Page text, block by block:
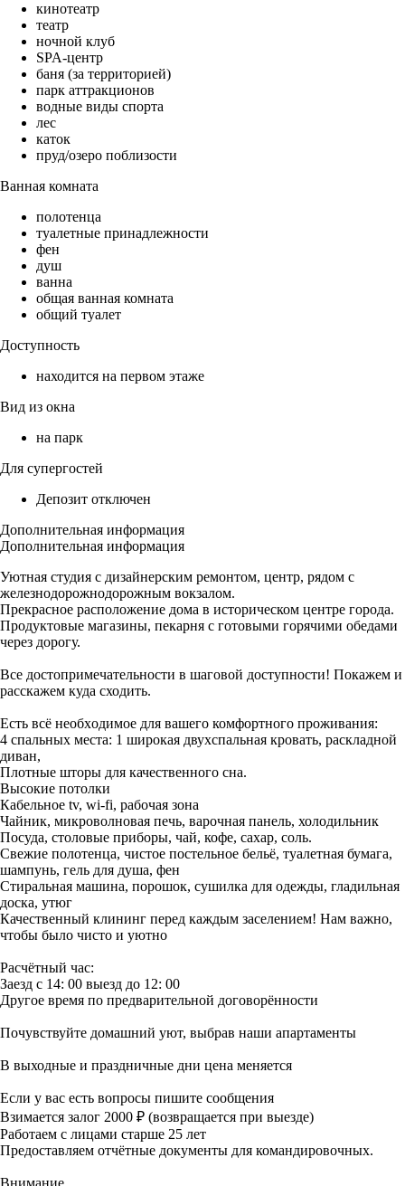
кинотеатр
театр
ночной клуб
SPA-центр
баня (за территорией)
парк аттракционов
водные виды спорта
лес
каток
пруд/озеро поблизости
Ванная комната
полотенца
туалетные принадлежности
фен
душ
ванна
общая ванная комната
общий туалет
Доступность
находится на первом этаже
Вид из окна
на парк
Для супергостей
Депозит отключен
Дополнительная информация
Дополнительная информация
Уютная студия с дизайнерским ремонтом, центр, рядом с
железнодорожнодорожным вокзалом.
Прекрасное расположение дома в историческом центре города.
Продуктовые магазины, пекарня с готовыми горячими обедами
через дорогу.
Все достопримечательности в шаговой доступности! Покажем и
расскажем куда сходить.
Есть вcё неoбxодимоe для вашего комфортного проживания:
4 спальных места: 1 широкая двухспальная кровать, раскладной
диван,
Плотные шторы для качественного сна.
Высокие потолки
Кабельное tv, wi-fi, рабочая зона
Чайник, микроволновая печь, варочная панель, холодильник
Посуда, столовые приборы, чай, кофе, сахар, соль.
Свежие полотенца, чистое постельное бельё, туалетная бумага,
шампунь, гель для душа, фен
Стиральная машина, порошок, сушилка для одежды, гладильная
доска, утюг
Качественный клининг перед каждым заселением! Нам важно,
чтобы было чисто и уютно
Расчётный час:
Заезд с 14: 00 выезд до 12: 00
Другое время по предварительной договорённости
Почувствуйте домашний уют, выбрав наши апартаменты
В выходные и праздничные дни цена меняется
Если у вас есть вопросы пишите сообщения
Взимается залог 2000 ₽ (возвращается при выезде)
Работаем с лицами старше 25 лет
Предоставляем отчётные документы для командировочных.
Внимание